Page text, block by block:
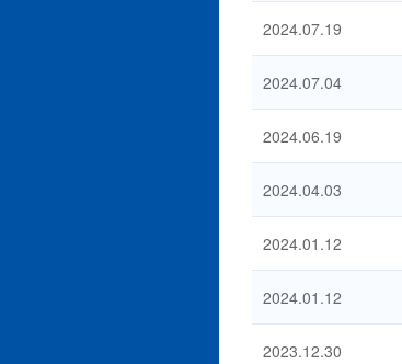
2024.07.19
2024.07.04
2024.06.19
2024.04.03
2024.01.12
2024.01.12
2023.12.30